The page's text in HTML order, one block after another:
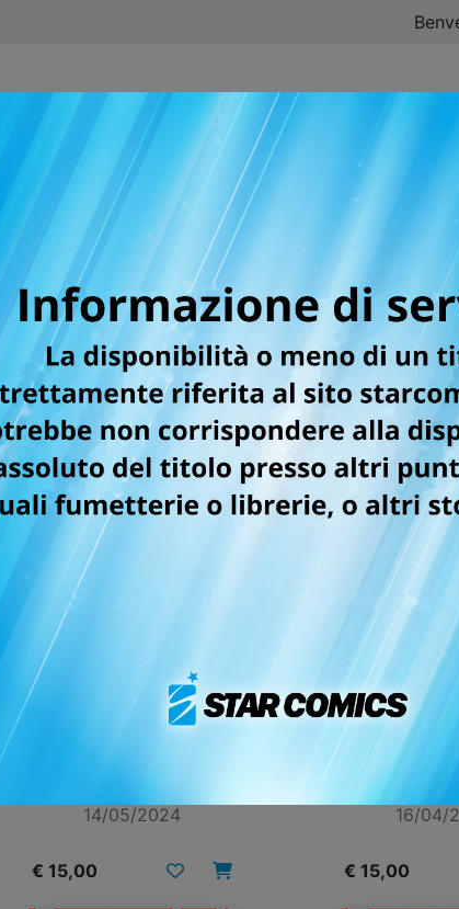
CATALOGO SFOGLIA ONLINE DIGISTAR
14/05/2024
€ 15,00
DRAGON
EDITION
16/04/
€ 15,00